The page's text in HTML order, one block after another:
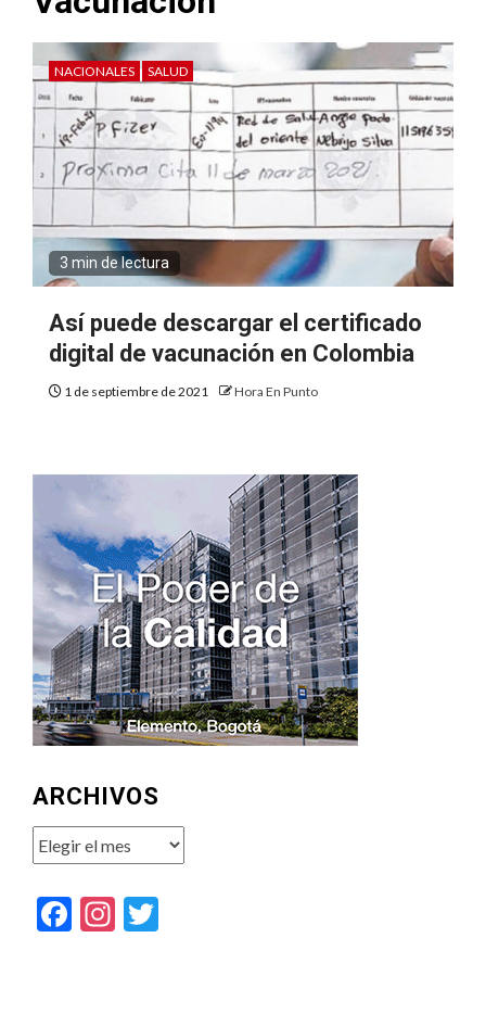
NACIONALES SALUD
3 min de lectura
Así puede descargar el certificado
digital de vacunación en Colombia
1 de septiembre de 2021 Hora En Punto
ARCHIVOS
Archivos
Facebook
Instagram